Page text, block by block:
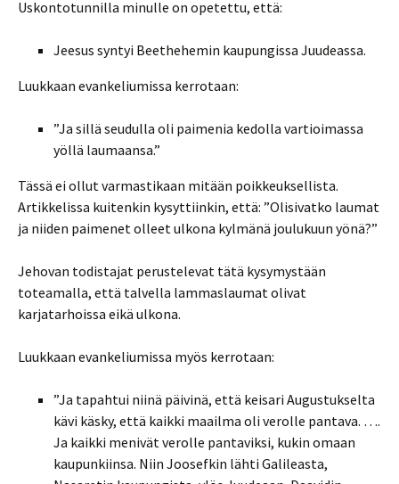
Uskontotunnilla minulle on opetettu, että:
Jeesus syntyi Beethehemin kaupungissa Juudeassa.
Luukkaan evankeliumissa kerrotaan:
”Ja sillä seudulla oli paimenia kedolla vartioimassa
yöllä laumaansa.”
Tässä ei ollut varmastikaan mitään poikkeuksellista.
Artikkelissa kuitenkin kysyttiinkin, että: ”Olisivatko laumat
ja niiden paimenet olleet ulkona kylmänä joulukuun yönä?”
Jehovan todistajat perustelevat tätä kysymystään
toteamalla, että talvella lammaslaumat olivat
karjatarhoissa eikä ulkona.
Luukkaan evankeliumissa myös kerrotaan:
”Ja tapahtui niinä päivinä, että keisari Augustukselta
kävi käsky, että kaikki maailma oli verolle pantava. ….
Ja kaikki menivät verolle pantaviksi, kukin omaan
kaupunkiinsa. Niin Joosefkin lähti Galileasta,